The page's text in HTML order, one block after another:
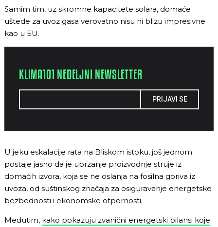
Samim tim, uz skromne kapacitete solara, domaće
uštede za uvoz gasa verovatno nisu ni blizu impresivne
kao u EU.
KLIMA101 NEDELJNI NEWSLETTER
PRIJAVI SE
U jeku eskalacije rata na Bliskom istoku, još jednom
postaje jasno da je ubrzanje proizvodnje struje iz
domaćih izvora, koja se ne oslanja na fosilna goriva iz
uvoza, od suštinskog značaja za osiguravanje energetske
bezbednosti i ekonomske otpornosti.
Međutim, kako pokazuju zvanični energetski bilansi koje